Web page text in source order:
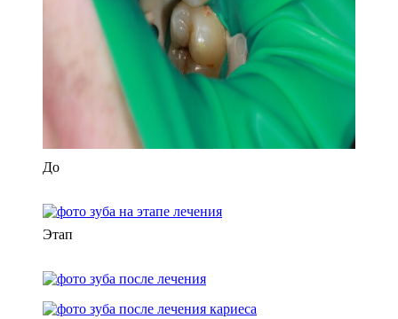
До
Этап